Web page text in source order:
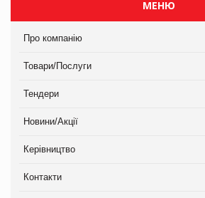
МЕНЮ
Про компанію
Товари/Послуги
Тендери
Новини/Акції
Керівництво
Контакти